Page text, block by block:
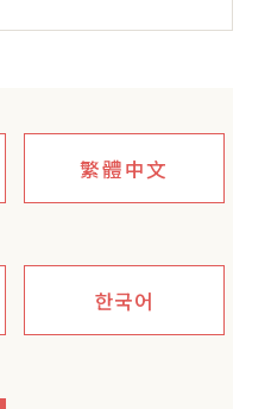
繁體中文
한국어